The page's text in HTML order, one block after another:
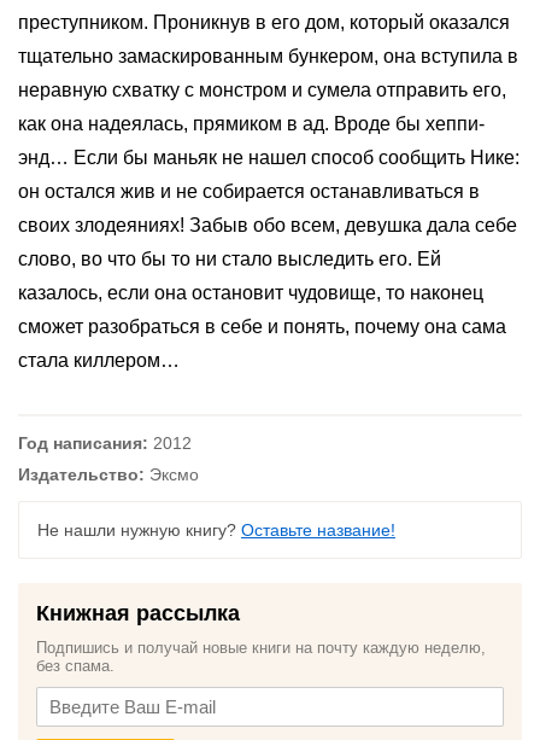
преступником. Проникнув в его дом, который оказался
тщательно замаскированным бункером, она вступила в
неравную схватку с монстром и сумела отправить его,
как она надеялась, прямиком в ад. Вроде бы хеппи-
энд… Если бы маньяк не нашел способ сообщить Нике:
он остался жив и не собирается останавливаться в
своих злодеяниях! Забыв обо всем, девушка дала себе
слово, во что бы то ни стало выследить его. Ей
казалось, если она остановит чудовище, то наконец
сможет разобраться в себе и понять, почему она сама
стала киллером…
Год написания: 2012
Издательство: Эксмо
Не нашли нужную книгу? Оставьте название!
Книжная рассылка
Подпишись и получай новые книги на почту каждую неделю,
без спама.